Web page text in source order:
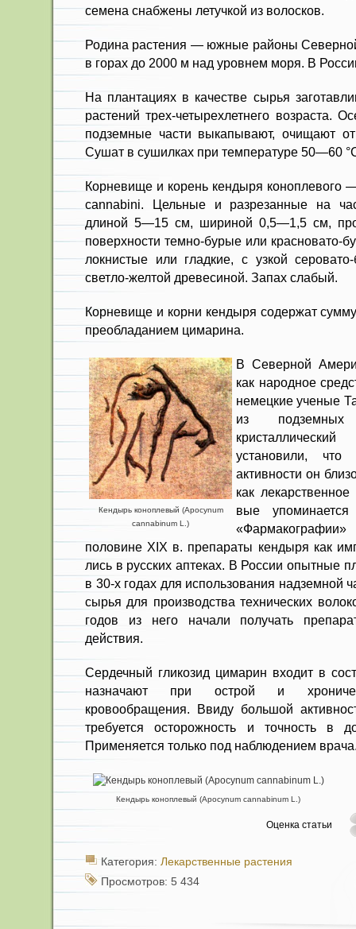
семена снабжены летучкой из волосков.
Родина растения — южные районы
в горах до 2000 м над уровнем моря. В
На плантациях в качестве сырья
рас­тений трех-четырехлетнего возраста.
подземные части выкапывают, очищают
Сушат в сушилках при температуре 50—60
Корневище и корень кендыря коноплевого
cannabini. Цельные и разрезанные на
длиной 5—15 см, шириной 0,5—1,5 см,
поверхности темно-бурые или красновато-
локнистые или гладкие, с узкой
светло-желтой древесиной. Запах слабый.
Корневище и корни кендыря со­держат
преобладанием цимарина.
Кендырь коноплевый (Apocynum
cannabinum L.)
В Северной
как народное
немецкие ученые
из под­земных
установили, что
активности он
как
вые
половине XIX в. препараты кен­дыря как
лись в русских аптеках. В России опытные
в 30-х годах для использования надзем­ной
сырья для производства технических
годов из него начали получать
действия.
Сердечный гликозид цимарин вхо­дит в
назначают при острой и
кровообращения. Вви­ду большой
требуется осторожность и точность в
Применяется только под наблюдением
Кендырь коноплевый (Apocynum cannabinum L.)
Оценка статьи
Категория: Лекарственные растения
Просмотров: 5 434